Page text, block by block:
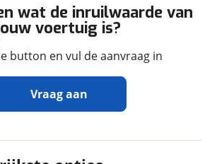
Middenkeuken
Hoekopstelling
4
Fransbed
wat de inruilwaarde van
voertuig is?
button en vul de aanvraag in
Vraag aan
jouw